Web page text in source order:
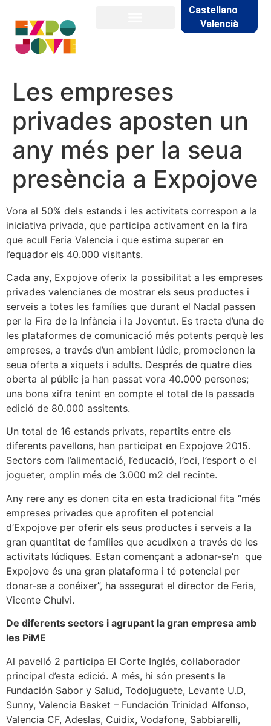
Castellano
Valencià
Les empreses
privades aposten un
any més per la seua
presència a Expojove
Vora al 50% dels estands i les activitats correspon a la
iniciativa privada, que participa activament en la fira
que acull Feria Valencia i que estima superar en
l’equador els 40.000 visitants.
Cada any, Expojove oferix la possibilitat a les empreses
privades valencianes de mostrar els seus productes i
serveis a totes les famílies que durant el Nadal passen
per la Fira de la Infància i la Joventut. Es tracta d’una de
les plataformes de comunicació més potents perquè les
empreses, a través d’un ambient lúdic, promocionen la
seua oferta a xiquets i adults. Després de quatre dies
oberta al públic ja han passat vora 40.000 persones;
una bona xifra tenint en compte el total de la passada
edició de 80.000 assitents.
Un total de 16 estands privats, repartits entre els
diferents pavellons, han participat en Expojove 2015.
Sectors com l’alimentació, l’educació, l’oci, l’esport o el
jogueter, omplin més de 3.000 m2 del recinte.
Any rere any es donen cita en esta tradicional fita “més
empreses privades que aprofiten el potencial
d’Expojove per oferir els seus productes i serveis a la
gran quantitat de famílies que acudixen a través de les
activitats lúdiques. Estan començant a adonar-se’n que
Expojove és una gran plataforma i té potencial per
donar-se a conéixer”, ha assegurat el director de Feria,
Vicente Chulvi.
De diferents sectors i agrupant la gran empresa amb
les PiME
Al pavelló 2 participa El Corte Inglés, col·laborador
principal d’esta edició. A més, hi són presents la
Fundación Sabor y Salud, Todojuguete, Levante U.D,
Sunny, Valencia Basket – Fundación Trinidad Alfonso,
Valencia CF, Adeslas, Cuidix, Vodafone, Sabbiarelli,